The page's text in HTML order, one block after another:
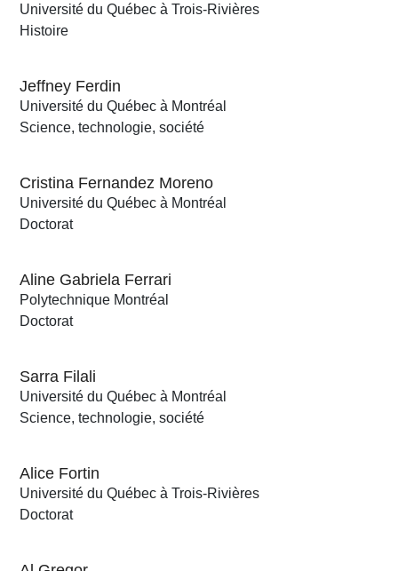
Université du Québec à Trois-Rivières
Histoire
Jeffney Ferdin
Université du Québec à Montréal
Science, technologie, société
Cristina Fernandez Moreno
Université du Québec à Montréal
Doctorat
Aline Gabriela Ferrari
Polytechnique Montréal
Doctorat
Sarra Filali
Université du Québec à Montréal
Science, technologie, société
Alice Fortin
Université du Québec à Trois-Rivières
Doctorat